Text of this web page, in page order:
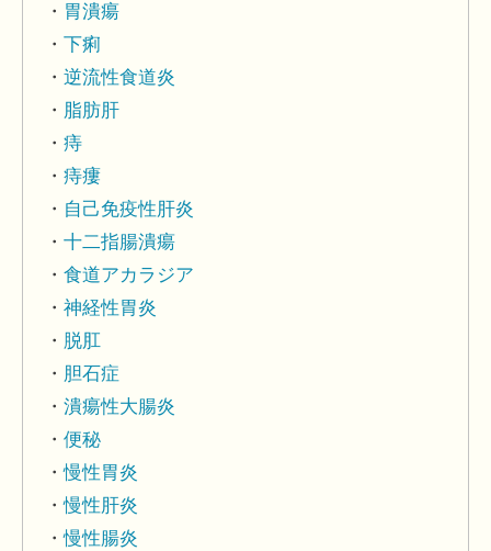
胃潰瘍
下痢
逆流性食道炎
脂肪肝
痔
痔瘻
自己免疫性肝炎
十二指腸潰瘍
食道アカラジア
神経性胃炎
脱肛
胆石症
潰瘍性大腸炎
便秘
慢性胃炎
慢性肝炎
慢性腸炎